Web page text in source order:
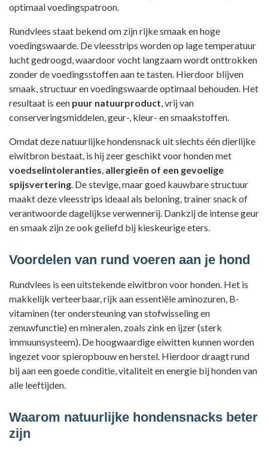
optimaal voedingspatroon.
Rundvlees staat bekend om zijn rijke smaak en hoge
voedingswaarde. De vleesstrips worden op lage temperatuur
lucht gedroogd, waardoor vocht langzaam wordt onttrokken
zonder de voedingsstoffen aan te tasten. Hierdoor blijven
smaak, structuur en voedingswaarde optimaal behouden. Het
resultaat is een puur natuurproduct, vrij van
conserveringsmiddelen, geur-, kleur- en smaakstoffen.
Omdat deze natuurlijke hondensnack uit slechts één dierlijke
eiwitbron bestaat, is hij zeer geschikt voor honden met
voedselintoleranties, allergieën of een gevoelige
spijsvertering. De stevige, maar goed kauwbare structuur
maakt deze vleesstrips ideaal als beloning, trainer snack of
verantwoorde dagelijkse verwennerij. Dankzij de intense geur
en smaak zijn ze ook geliefd bij kieskeurige eters.
Voordelen van rund voeren aan je hond
Rundvlees is een uitstekende eiwitbron voor honden. Het is
makkelijk verteerbaar, rijk aan essentiële aminozuren, B-
vitaminen (ter ondersteuning van stofwisseling en
zenuwfunctie) en mineralen, zoals zink en ijzer (sterk
immuunsysteem). Dehoogwaardige eiwitten kunnen worden
ingezet voor spieropbouw en herstel. Hierdoor draagt rund
bij aan een goede conditie, vitaliteit en energie bij honden van
alle leeftijden.
Waarom natuurlijke hondensnacks beter
zijn